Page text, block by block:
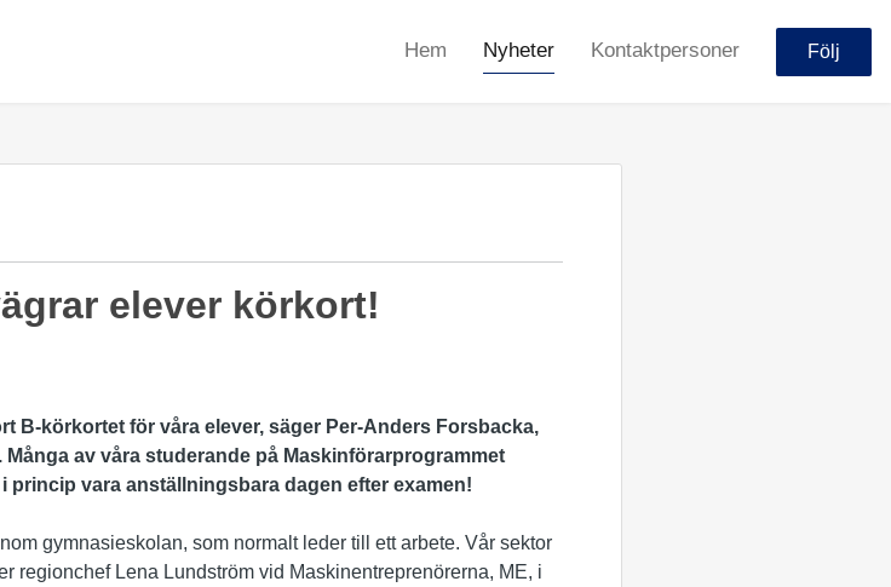
Hem Nyheter Kontaktpersoner Följ
elever körkort!
B-körkortet för våra elever, säger Per-Anders Forsbacka,
av våra studerande på Maskinförarprogrammet
princip vara anställningsbara dagen efter examen!
gymnasieskolan, som normalt leder till ett arbete. Vår sektor
regionchef Lena Lundström vid Maskinentreprenörerna, ME, i